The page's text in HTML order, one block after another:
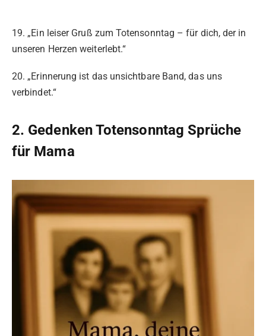
19. „Ein leiser Gruß zum Totensonntag – für dich, der in
unseren Herzen weiterlebt.“
20. „Erinnerung ist das unsichtbare Band, das uns
verbindet.“
2. Gedenken Totensonntag Sprüche
für Mama